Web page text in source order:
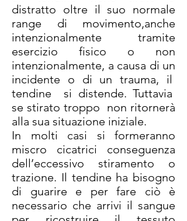
distratto oltre il suo normale
range di movimento,anche
intenzionalmente tramite
esercizio fisico o non
intenzionalmente, a causa di un
incidente o di un trauma, il
tendine si distende. Tuttavia
se stirato troppo non ritornerà
alla sua situazione iniziale.
In molti casi si formeranno
miscro cicatrici conseguenza
dell’eccessivo stiramento o
trazione. Il tendine ha bisogno
di guarire e per fare ciò è
necessario che arrivi il sangue